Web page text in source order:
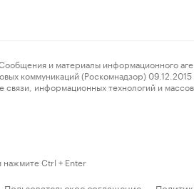
и материалы информационного
коммуникаций (Роскомнадзор)
информационных технологий и
нажмите Ctrl + Enter